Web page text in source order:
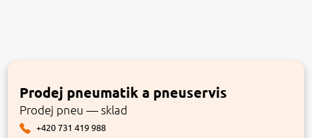
Prodej pneumatik a pneuservis
Prodej pneu — sklad
+420 731 419 988